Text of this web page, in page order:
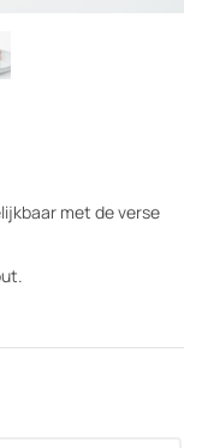
met de verse